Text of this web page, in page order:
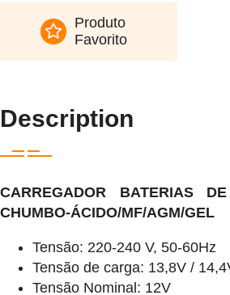
Produto
Favorito
Description
CARREGADOR BATERIAS
CHUMBO-ÁCIDO/MF/AGM/GEL
Tensão: 220-240 V, 50-60Hz
Tensão de carga: 13,8V /
Tensão Nominal: 12V